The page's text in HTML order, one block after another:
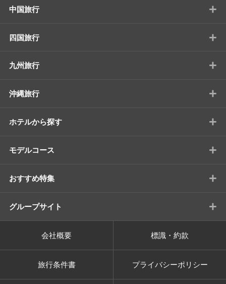
中国旅行 +
四国旅行 +
九州旅行 +
沖縄旅行 +
ホテルから探す +
モデルコース +
おすすめ特集 +
グループサイト +
会社概要 標識・約款
旅行条件書 プライバシーポリシー